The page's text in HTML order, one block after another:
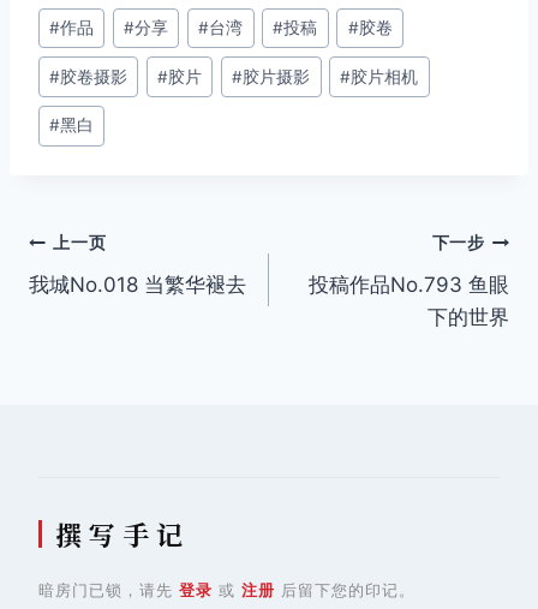
文
章
标
签：
#作品 #分享 #台湾 #投稿 #胶卷
#胶卷摄影 #胶片 #胶片摄影 #胶片相机
#黑白
文
章
上一页
我城No.018 当繁华褪去
下一步
投稿作品No.793 鱼眼
下的世界
撰 写 手 记
暗房门已锁，请先 登录 或 注册 后留下您的印记。